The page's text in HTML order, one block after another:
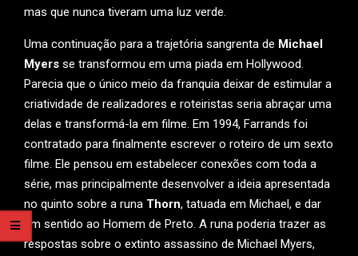
mas que nunca tiveram uma luz verde.
Uma continuação para a trajetória sangrenta de Michael
Myers se transformou em uma piada em Hollywood.
Parecia que o único meio da franquia deixar de estimular a
criatividade de realizadores e roteiristas seria abraçar uma
delas e transformá-la em filme. Em 1994, Farrands foi
contratado para finalmente escrever o roteiro de um sexto
filme. Ele pensou em estabelecer conexões com toda a
série, mas principalmente desenvolver a ideia apresentada
no quinto sobre a runa Thorn, tatuada em Michael, e dar
um sentido ao Homem de Preto. A runa poderia trazer as
respostas sobre o extinto assassino de Michael Myers,